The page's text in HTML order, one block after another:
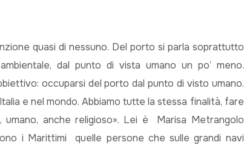
quasi di nessuno. Del porto si parla soprattutto
dal punto di vista umano un po’ meno.
occuparsi del porto dal punto di visto umano.
e nel mondo. Abbiamo tutte la stessa finalità, fare
umano, anche religioso». Lei è Marisa Metrangolo
i Marittimi quelle persone che sulle grandi navi